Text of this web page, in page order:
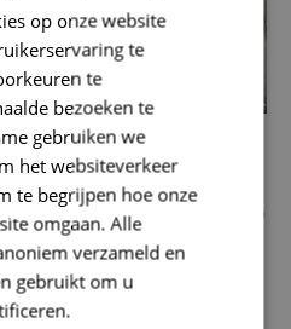
ondergrondse parkeergarage op
stadsbestuur de herinrichting
op onze website
te
te
bezoeken te
gebruiken we
het websiteverkeer
te begrijpen hoe onze
omgaan. Alle
verzameld en
gebruikt om u